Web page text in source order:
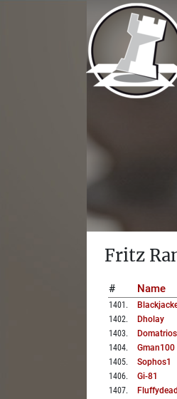
Fritz
# Name
1401 .
1402. Dholay
1403. Domatrios
1404. Gman100
1405. Sophos1
1406. Gi-81
1407.